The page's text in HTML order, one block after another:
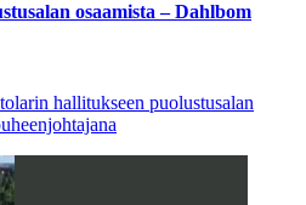
osaamista – Dahlbom
hallitukseen puolustusalan